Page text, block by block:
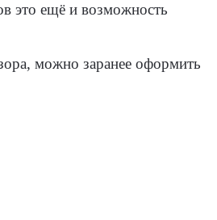
это ещё и возможность
можно заранее оформить